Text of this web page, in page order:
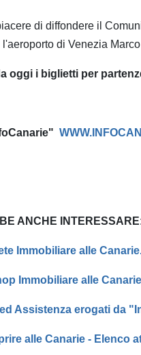
di diffondere il
di Venezia
oggi i biglietti per
ANCHE
Immobiliare alle
Immobiliare alle
Assistenza erogati da
alle Canarie - Elenco